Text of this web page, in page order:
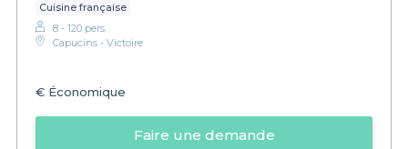
Cuisine française
8 - 120 pers.
Capucins - Victoire
€ Économique
Faire une demande